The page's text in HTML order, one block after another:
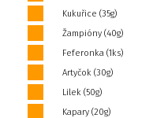
Kukuřice (35g)
Žampióny (40g)
Feferonka (1ks)
Artyčok (30g)
Lilek (50g)
Kapary (20g)